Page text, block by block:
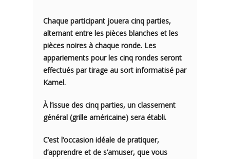
Chaque participant jouera cinq parties,
alternant entre les pièces blanches et les
pièces noires à chaque ronde. Les
appariements pour les cinq rondes seront
effectués partirage au sort informatisé par
Kamel.
À l’issue des cinq parties, un classement
général (grille américaine) sera établi.
C’est l’occasion idéale de pratiquer,
d’apprendre et de s’amuser, que vous